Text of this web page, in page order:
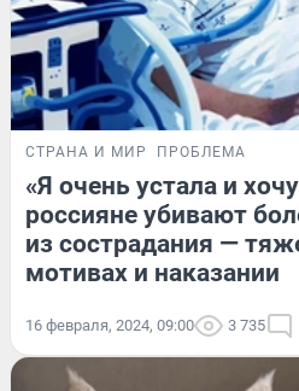
СТРАНА И МИР ПРОБЛЕМА
«Я очень устала и
россияне убивают
из сострадания —
мотивах и наказании
16 февраля, 2024, 09:00 3 735